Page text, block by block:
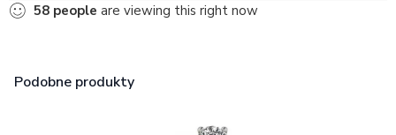
58 people are viewing this right now
Podobne produkty